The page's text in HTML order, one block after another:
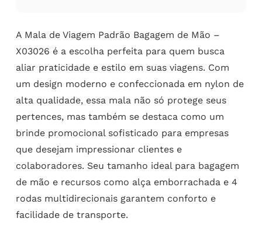
A Mala de Viagem Padrão Bagagem de Mão –
X03026 é a escolha perfeita para quem busca
aliar praticidade e estilo em suas viagens. Com
um design moderno e confeccionada em nylon de
alta qualidade, essa mala não só protege seus
pertences, mas também se destaca como um
brinde promocional sofisticado para empresas
que desejam impressionar clientes e
colaboradores. Seu tamanho ideal para bagagem
de mão e recursos como alça emborrachada e 4
rodas multidirecionais garantem conforto e
facilidade de transporte.